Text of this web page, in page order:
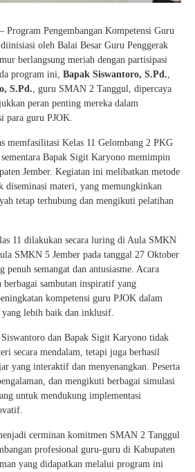
– Program Pengembangan Kompetensi Guru
oleh Balai Besar Guru Penggerak
berlangsung meriah dengan partisipasi
program ini, Bapak Siswantoro, S.Pd.
S.Pd. , guru SMAN 2 Tanggul, dipercaya
peran penting mereka dalam
para guru PJOK.
memfasilitasi Kelas 11 Gelombang 2 PKG
Bapak Sigit Karyono memimpin
Jember. Kegiatan ini melibatkan metode
diseminasi materi, yang memungkinkan
tetap terhubung dan mengikuti pelatihan
11 dilakukan secara luring di Aula SMKN
SMKN 5 Jember pada tanggal 27 Oktober
penuh semangat dan antusiasme. Acara
berbagai sambutan inspiratif yang
kompetensi guru PJOK dalam
lebih baik dan inklusif.
dan Bapak Sigit Karyono tidak
secara mendalam, tetapi juga berhasil
yang interaktif dan menyenangkan. Peserta
dan mengikuti berbagai simulasi
untuk mendukung implementasi
cerminan komitmen SMAN 2 Tanggul
profesional guru-guru di Kabupaten
yang didapatkan melalui program ini